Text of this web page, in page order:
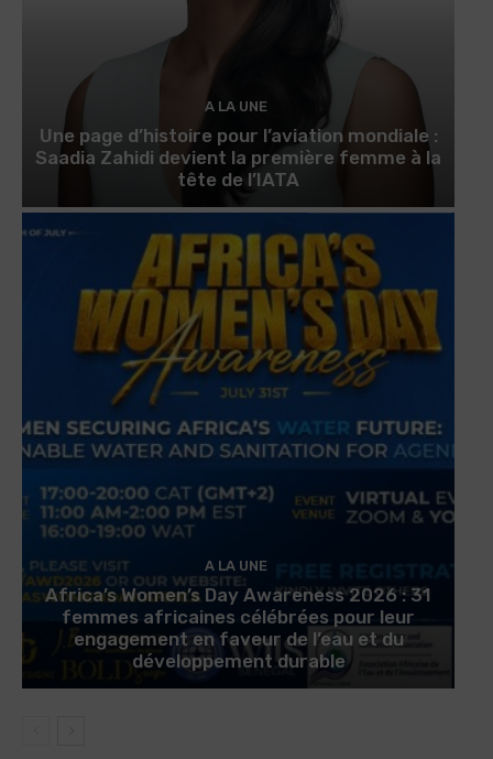
A LA UNE
Une page d’histoire pour l’aviation mondiale :
Saadia Zahidi devient la première femme à la
tête de l’IATA
A LA UNE
Africa’s Women’s Day Awareness 2026 : 31
femmes africaines célébrées pour leur
engagement en faveur de l’eau et du
développement durable